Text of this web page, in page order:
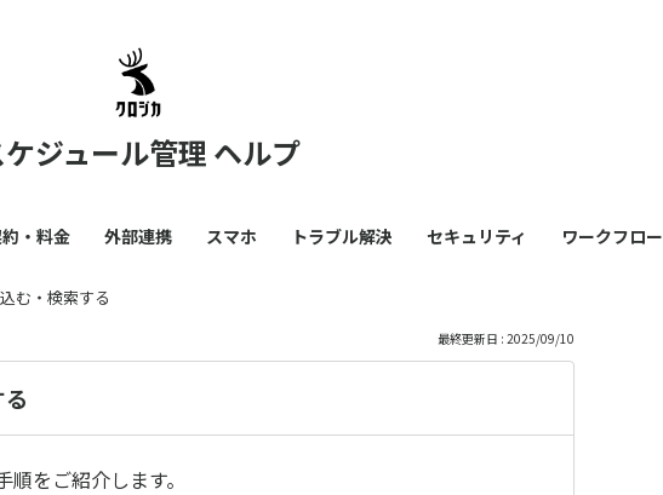
ジュール管理 ヘルプ
・料金 外部連携 スマホ トラブル解決 セキュリティ ワークフロー
む・検索する
最終更新日 : 2025/09/10
をご紹介します。